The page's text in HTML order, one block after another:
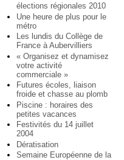
élections régionales 2010
Une heure de plus pour le
métro
Les lundis du Collège de
France à Aubervilliers
« Organisez et dynamisez
votre activité
commerciale »
Futures écoles, liaison
froide et chasse au plomb
Piscine : horaires des
petites vacances
Festivités du 14 juillet
2004
Dératisation
Semaine Européenne de la